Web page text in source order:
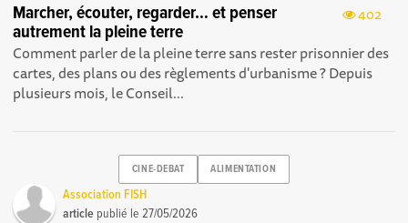
402
Marcher, écouter, regarder… et penser
autrement la pleine terre
Comment parler de la pleine terre sans rester prisonnier des
cartes, des plans ou des règlements d'urbanisme ? Depuis
plusieurs mois, le Conseil...
CINE-DEBAT ALIMENTATION
Association FISH
article publié le27/05/2026